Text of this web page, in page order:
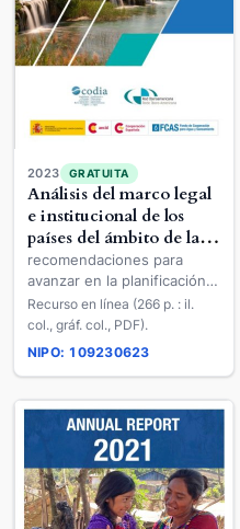
2023 GRATUITA
Análisis del marco legal
e institucional de los
países del ámbito de la
CODIA en relación con
los recursos hídricos
recomendaciones para
avanzar en la planificación
hidrológica y la gestión
integrada de los recursos
hídricos (ODS 6)
Recurso en línea (266 p. : il.
col., gráf. col., PDF).
NIPO: 109230623